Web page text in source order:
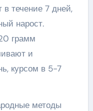
течение 7 дней,
нарост.
грамм
и
курсом в 5-7
методы